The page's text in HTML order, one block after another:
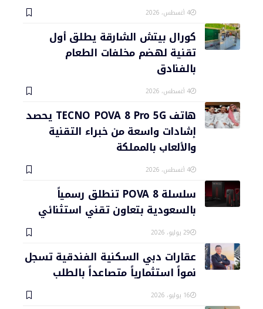
4 أغسطس، 2026
كورال بيتش الشارقة يطلق أول
تقنية لهضم مخلفات الطعام
بالفنادق
4 أغسطس، 2026
هاتف TECNO POVA 8 Pro 5G يحصد
إشادات واسعة من خبراء التقنية
والألعاب بالمملكة
4 أغسطس، 2026
سلسلة POVA 8 تنطلق رسمياً
بالسعودية بتعاون تقني استثنائي
29 يوليو، 2026
عقارات دبي السكنية الفندقية تسجل
نمواً استثمارياً متصاعداً بالطلب
16 يوليو، 2026